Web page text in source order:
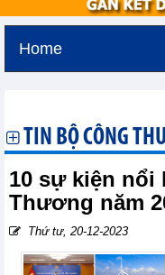
Home
TIN BỘ CÔNG
10 sự kiện nổi
Thương năm
Thứ tư, 20-12-2023